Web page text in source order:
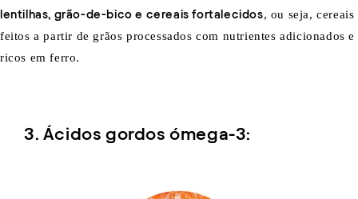
lentilhas, grão-de-bico e cereais fortalecidos, ou seja, cereais
feitos a partir de grãos processados com nutrientes adicionados e
ricos em ferro.
3. Ácidos gordos ómega-3: